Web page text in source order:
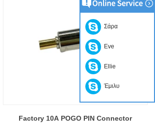
Factory 10A POGO PIN Connector
Σάρα
Eve
Ellie
Έμιλυ